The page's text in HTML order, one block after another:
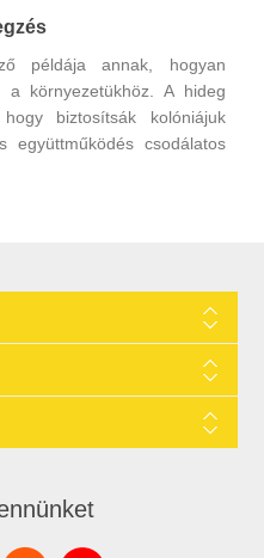
példája annak, hogyan
a környezetükhöz. A hideg
biztosítsák kolóniájuk
csodálatos